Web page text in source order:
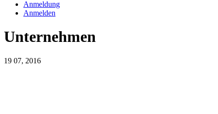
Anmeldung
Anmelden
Unternehmen
19 07, 2016